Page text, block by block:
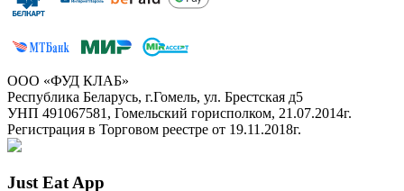
ООО «ФУД КЛАБ»
Республика Беларусь, г.Гомель, ул. Брестская д5
УНП 491067581, Гомельский горисполком, 21.07.2014г.
Регистрация в Торговом реестре от 19.11.2018г.
Just Eat App